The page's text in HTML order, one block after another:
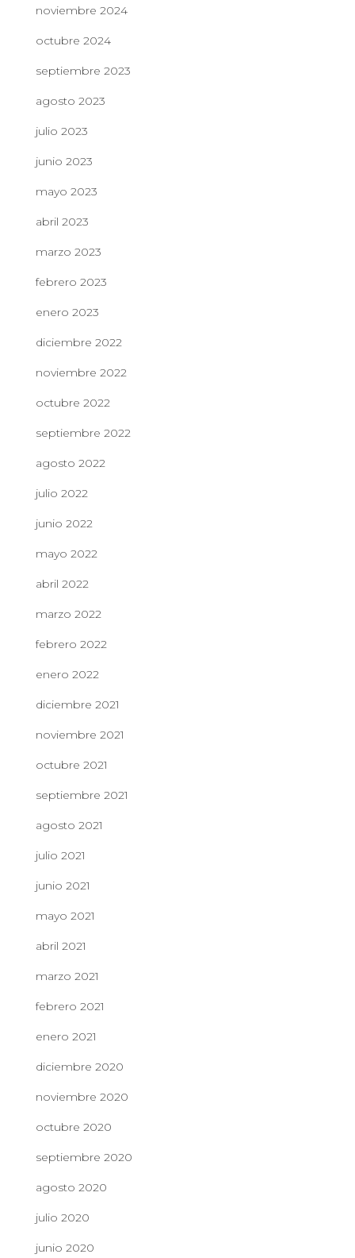
noviembre 2024
octubre 2024
septiembre 2023
agosto 2023
julio 2023
junio 2023
mayo 2023
abril 2023
marzo 2023
febrero 2023
enero 2023
diciembre 2022
noviembre 2022
octubre 2022
septiembre 2022
agosto 2022
julio 2022
junio 2022
mayo 2022
abril 2022
marzo 2022
febrero 2022
enero 2022
diciembre 2021
noviembre 2021
octubre 2021
septiembre 2021
agosto 2021
julio 2021
junio 2021
mayo 2021
abril 2021
marzo 2021
febrero 2021
enero 2021
diciembre 2020
noviembre 2020
octubre 2020
septiembre 2020
agosto 2020
julio 2020
junio 2020